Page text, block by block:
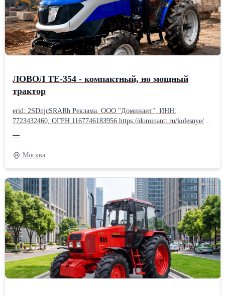
ЛОВОЛ TE-354 - компактный, но мощный
трактор
erid: 2SDnjcSRARh Реклама. ООО "Доминант", ИНН:
772З4З2460, ОГРН 116774618З956 https://dominantt.ru/kolesnye/?
мощный трактор! Нужна надёжная и универсальная техника для
фермы, хозяйства или коммунальных работ? ЛОВОЛ TE-354 -
отличный выбор! Компактные размеры + полный привод 4×4
позволяют работать на небольших участках, в садах, теплицах и
на сложном грунте. Основные преимущества: ✔ Полный привод
4×4 ✔ Экономичный дизельный двигатель ✔ Гидроусилитель
руля ✔ Двухскоростной ВОМ (540/1000) ✔ Трёхточечная навеска
✔ Регулируемая колея Легко агрегатируется с плугом, фрезой,
косилкой, прицепом, фронтальным погрузчиком и другим
оборудованием. Идеально подходит для: • обработки почвы •
посева • заготовки кормов • перевозки грузов • уборки
территории Один трактор - множество задач!
Производительность, манёвренность и низкие
эксплуатационные расходы.
—
Москва